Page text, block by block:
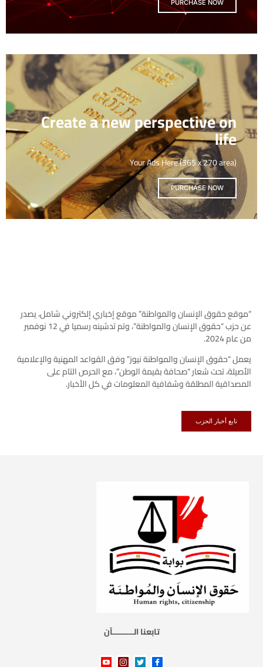
PURCHASE NOW
Create a new perspective on
life
Your Ads Here (365 x 270 area)
PURCHASE NOW
“موقع حقوق الإنسان والمواطنة” موقع إخباري إلكتروني شامل، يصدر
عن حزب “حقوق الإنسان والمواطنة”، وتم تدشينه رسميا في 12 نوفمبر
من عام 2024.
يعمل “حقوق الإنسان والمواطنة نيوز” وفق القواعد المهنية والإعلامية
الأصيلة، تحت شعار “صحافة بقيمة الوطن”، مع الحرص التام على
المصداقية المطلقة وشفافية المعلومات في كل الأخبار.
تابع أخبار الحزب
تابعنا الـــــــــآن